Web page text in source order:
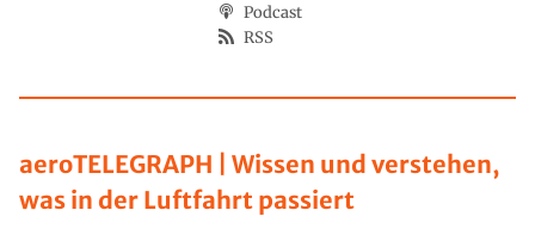
aeroTELEGRAPH | Wissen und verstehen,
was in der Luftfahrt passiert
Podcast
RSS